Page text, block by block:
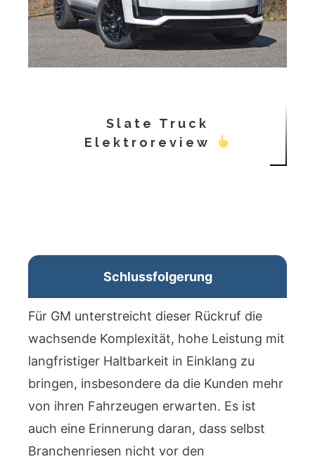
Slate Truck
Elektroreview
Schlussfolgerung
Für GM unterstreicht dieser Rückruf die
wachsende Komplexität, hohe Leistung mit
langfristiger Haltbarkeit in Einklang zu
bringen, insbesondere da die Kunden mehr
von ihren Fahrzeugen erwarten. Es ist
auch eine Erinnerung daran, dass selbst
Branchenriesen nicht vor den